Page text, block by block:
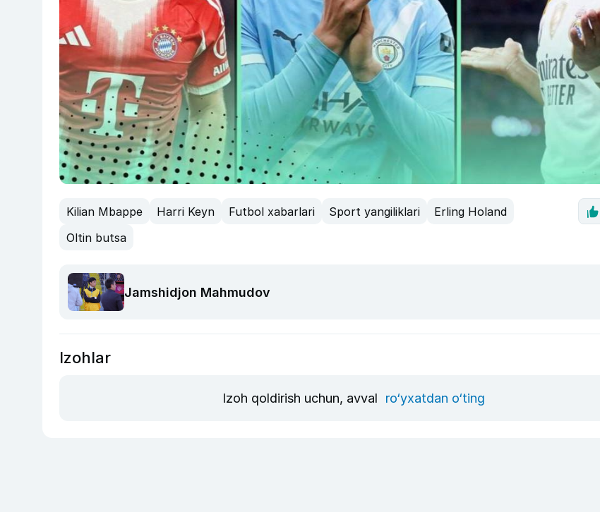
Kilian Mbappe Harri Keyn Futbol xabarlari Sport yangiliklari
Erling Holand
Oltin butsa
Jamshidjon Mahmudov
Izohlar
Izoh qoldirish uchun, avval ro‘yxatdan o‘ting